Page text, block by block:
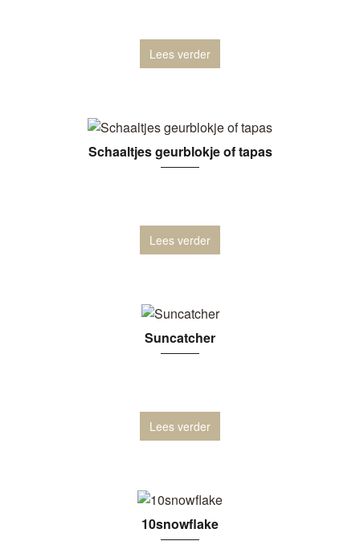
Lees verder
Schaaltjes geurblokje of tapas
Lees verder
Suncatcher
Lees verder
10snowflake